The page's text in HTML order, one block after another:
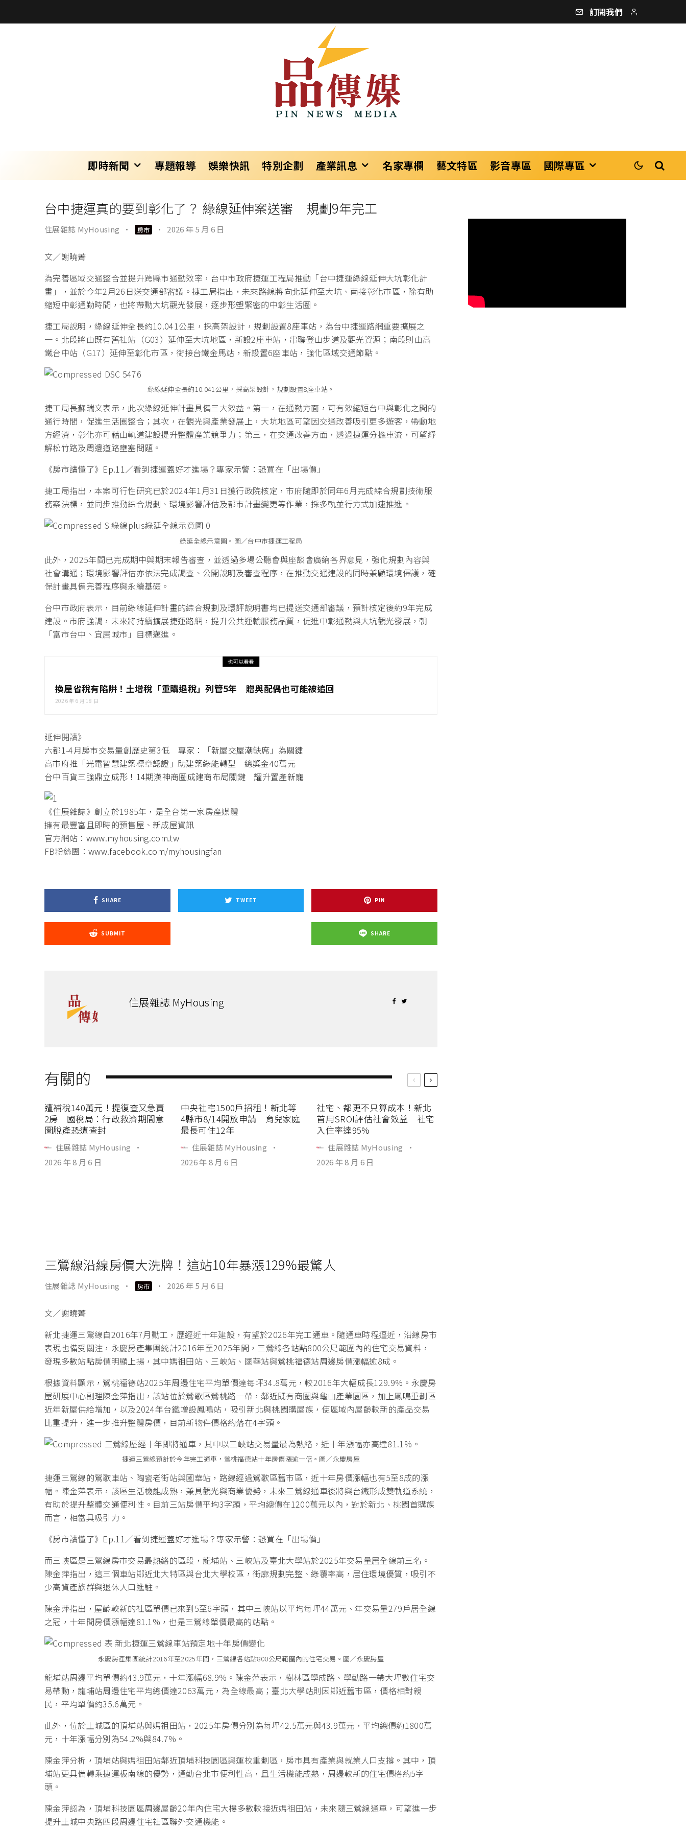
訂閱我們
即時新聞 專題報導 娛樂快訊 特別企劃 產業訊息 名家專欄 藝文特區 影音專區 國際專區
台中捷運真的要到彰化了？ 綠線延伸案送審 規劃9年完工
住展雜誌 MyHousing · 房市 · 2026 年 5 月 6 日
文／謝曉菁
為完善區域交通整合並提升跨縣市通勤效率，台中市政府捷運工程局推動「台中捷運綠線延伸大坑彰化計
畫」，並於今年2月26日送交通部審議。捷工局指出，未來路線將向北延伸至大坑、南接彰化市區，除有助
縮短中彰通勤時間，也將帶動大坑觀光發展，逐步形塑緊密的中彰生活圈。
捷工局說明，綠線延伸全長約10.041公里，採高架設計，規劃設置8座車站，為台中捷運路網重要擴展之
一。北段將由既有舊社站（G03）延伸至大坑地區，新設2座車站，串聯登山步道及觀光資源；南段則由高
鐵台中站（G17）延伸至彰化市區，銜接台鐵金馬站，新設置6座車站，強化區域交通節點。
綠線延伸全長約10.041公里，採高架設計，規劃設置8座車站。
捷工局長蘇瑞文表示，此次綠線延伸計畫具備三大效益。第一，在通勤方面，可有效縮短台中與彰化之間的
通行時間，促進生活圈整合；其次，在觀光與產業發展上，大坑地區可望因交通改善吸引更多遊客，帶動地
方經濟，彰化亦可藉由軌道建設提升整體產業競爭力；第三，在交通改善方面，透過捷運分擔車流，可望紓
解松竹路及周邊道路壅塞問題。
《房市讀懂了》Ep.11／看到捷運蓋好才進場？專家示警：恐買在「出場價」
捷工局指出，本案可行性研究已於2024年1月31日獲行政院核定，市府隨即於同年6月完成綜合規劃技術服
務案決標，並同步推動綜合規劃、環境影響評估及都市計畫變更等作業，採多軌並行方式加速推進。
綠延全線示意圖。圖／台中市捷運工程局
此外，2025年間已完成期中與期末報告審查，並透過多場公聽會與座談會廣納各界意見，強化規劃內容與
社會溝通；環境影響評估亦依法完成調查、公開說明及審查程序，在推動交通建設的同時兼顧環境保護，確
保計畫具備完善程序與永續基礎。
台中市政府表示，目前綠線延伸計畫的綜合規劃及環評說明書均已提送交通部審議，預計核定後約9年完成
建設。市府強調，未來將持續擴展捷運路網，提升公共運輸服務品質，促進中彰通勤與大坑觀光發展，朝
「富市台中、宜居城市」目標邁進。
也可以看看
換屋省稅有陷阱！土增稅「重購退稅」列管5年 贈與配偶也可能被追回
2026 年 6 月 18 日
延伸閱讀》
六都1-4月房市交易量創歷史第3低 專家：「新屋交屋潮缺席」為關鍵
高市府推「光電智慧建築標章認證」助建築綠能轉型 總獎金40萬元
台中百貨三強鼎立成形！14期漢神商圈成建商布局關鍵 耀升置產新寵
《住展雜誌》創立於1985年，是全台第一家房產媒體
擁有最豐富且即時的預售屋、新成屋資訊
官方網站： www.myhousing.com.tw
FB粉絲團： www.facebook.com/myhousingfan
SHARE TWEET PIN
SUBMIT SHARE
住展雜誌 MyHousing
有關的
遭補稅140萬元！提復查又急賣
2房 國稅局：行政救濟期間意
圖脫產恐遭查封
住展雜誌 MyHousing
·
2026 年 8 月 6 日
中央社宅1500戶招租！新北等
4縣市8/14開放申請 育兒家庭
最長可住12年
住展雜誌 MyHousing
·
2026 年 8 月 6 日
社宅、都更不只算成本！新北
首用SROI評估社會效益 社宅
入住率達95%
住展雜誌 MyHousing
·
2026 年 8 月 6 日
三鶯線沿線房價大洗牌！這站10年暴漲129%最驚人
住展雜誌 MyHousing · 房市 · 2026 年 5 月 6 日
文／謝曉菁
新北捷運三鶯線自2016年7月動工，歷經近十年建設，有望於2026年完工通車。隨通車時程逼近，沿線房市
表現也備受關注，永慶房產集團統計2016年至2025年間，三鶯線各站點800公尺範圍內的住宅交易資料，
發現多數站點房價明顯上揚，其中媽祖田站、三峽站、國華站與鶯桃福德站周邊房價漲幅逾8成。
根據資料顯示，鶯桃福德站2025年周邊住宅平均單價達每坪34.8萬元，較2016年大幅成長129.9%。永慶房
屋研展中心副理陳金萍指出，該站位於鶯歌區鶯桃路一帶，鄰近既有商圈與龜山產業園區，加上鳳鳴重劃區
近年新屋供給增加，以及2024年台鐵增設鳳鳴站，吸引新北與桃園購屋族，使區域內屋齡較新的產品交易
比重提升，進一步推升整體房價，目前新物件價格約落在4字頭。
捷運三鶯線預計於今年完工通車，鶯桃福德站十年房價漲逾一倍。圖／永慶房屋
捷運三鶯線的鶯歌車站、陶瓷老街站與國華站，路線經過鶯歌區舊市區，近十年房價漲幅也有5至8成的漲
幅。陳金萍表示，該區生活機能成熟，兼具觀光與商業優勢，未來三鶯線通車後將與台鐵形成雙軌道系統，
有助於提升整體交通便利性。目前三站房價平均3字頭，平均總價在1200萬元以內，對於新北、桃園首購族
而言，相當具吸引力。
《房市讀懂了》Ep.11／看到捷運蓋好才進場？專家示警：恐買在「出場價」
而三峽區是三鶯線房市交易最熱絡的區段，龍埔站、三峽站及臺北大學站於2025年交易量居全線前三名。
陳金萍指出，這三個車站鄰近北大特區與台北大學校區，街廓規劃完整、綠覆率高，居住環境優質，吸引不
少高資產族群與退休人口進駐。
陳金萍指出，屋齡較新的社區單價已來到5至6字頭，其中三峽站以平均每坪44萬元、年交易量279戶居全線
之冠，十年間房價漲幅達81.1%，也是三鶯線單價最高的站點。
永慶房產集團統計2016年至2025年間，三鶯線各站點800公尺範圍內的住宅交易。圖／永慶房屋
龍埔站周邊平均單價約43.9萬元，十年漲幅68.9%。陳金萍表示，樹林區學成路、學勤路一帶大坪數住宅交
易帶動，龍埔站周邊住宅平均總價達2063萬元，為全線最高；臺北大學站則因鄰近舊市區，價格相對親
民，平均單價約35.6萬元。
此外，位於土城區的頂埔站與媽祖田站，2025年房價分別為每坪42.5萬元與43.9萬元，平均總價約1800萬
元，十年漲幅分別為54.2%與84.7%。
陳金萍分析，頂埔站與媽祖田站鄰近頂埔科技園區與運校重劃區，房市具有產業與就業人口支撐。其中，頂
埔站更具備轉乘捷運板南線的優勢，通勤台北市便利性高，且生活機能成熟，周邊較新的住宅價格約5字
頭。
陳金萍認為，頂埔科技園區周邊屋齡20年內住宅大樓多數較接近媽祖田站，未來隨三鶯線通車，可望進一步
提升土城中央路四段周邊住宅社區聯外交通機能。